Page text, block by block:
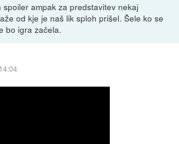
ampak za predstavitev nekaj
od kje je naš lik sploh prišel. Šele ko se
bo igra začela.